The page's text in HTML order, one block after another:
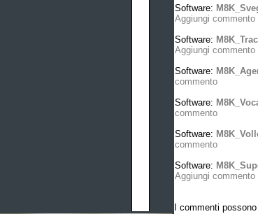
Software:
Aggiungi commento
Software:
Aggiungi commento
Software:
commento
Software:
commento
Software:
commento
Software:
Aggiungi commento
I commenti